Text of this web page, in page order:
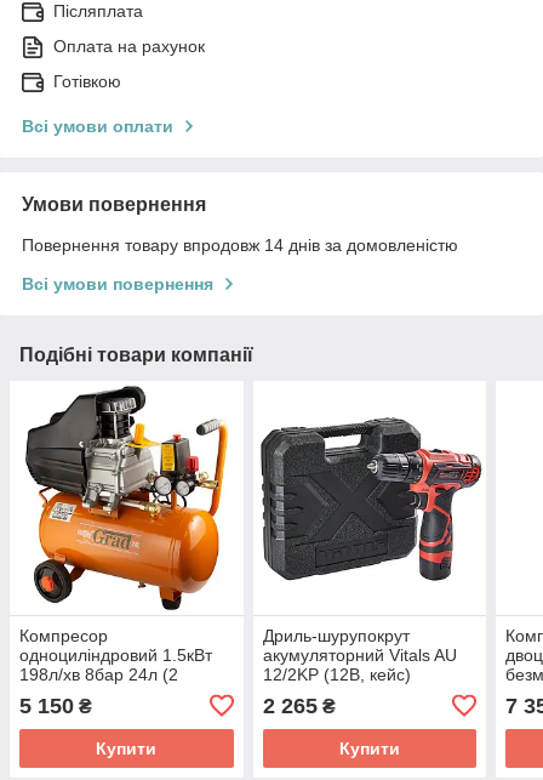
Післяплата
Оплата на рахунок
Готівкою
Всі умови оплати
Умови повернення
Повернення товару впродовж 14 днів за домовленістю
Всі умови повернення
Подібні товари компанії
Компресор
одноциліндровий 1.5кВт
198л/хв 8бар 24л (2
5 150 ₴
Купити
Дриль-шурупокрут
акумуляторний Vitals AU
12/2KP (12В, кейс)
2 265₴
Купити
7